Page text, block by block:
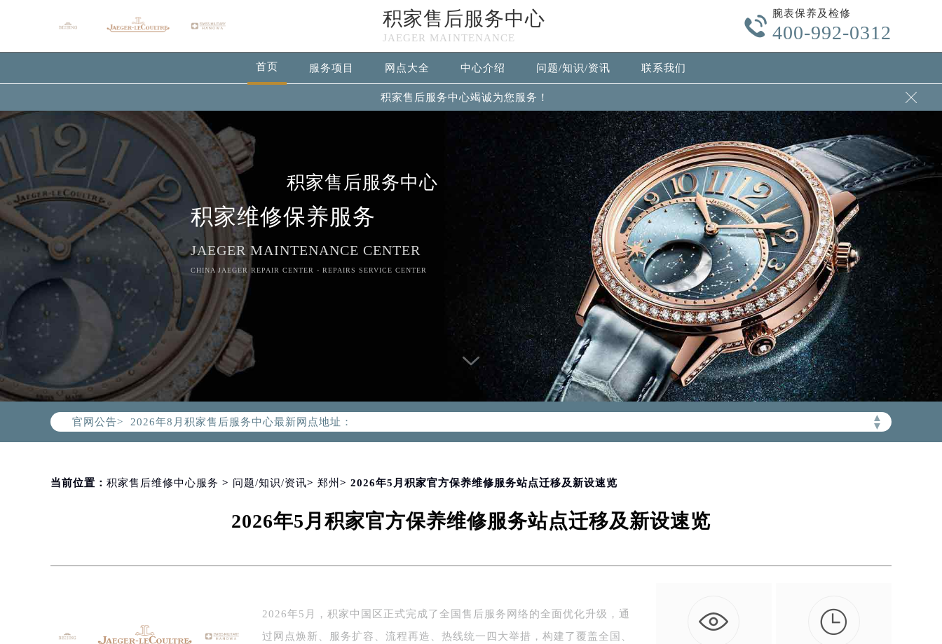
积家售后服务中心
JAEGER MAINTENANCE

腕表保养及检修
400-992-0312
首页 服务项目 网点大全 中心介绍 问题/知识/资讯 联系我们
积家售后服务中心竭诚为您服务！ 
积家售后服务中心
积家维修保养服务
JAEGER MAINTENANCE CENTER
CHINA JAEGER REPAIR CENTER - REPAIRS SERVICE CENTER
官网公告> ▲
▼
2026年8月积家中国区售后服务网络优化升级公告
2026年8月积家全国官方售后客户服务热线：400-992-0312
积家官方全国统一服务热线400-992-0312，服务覆盖中国大陆、香港、澳门、台湾全部区域（非大陆需加拨“+86”）
2026年8月积家售后服务中心最新网点地址：
北京市朝阳区建国门外大街甲6号华熙国际中心写字楼D座11层1102室（北京总部）（需提前预约）
天津市和平区赤峰道136号天津国际金融中心写字楼26层2603室（需提前预约）
上海市黄浦区南京东路299号宏伊国际广场写字楼8层806室（需提前预约）
盐城市盐都区世纪大道5号盐城金融城写字楼1号楼16层1604室（需提前预约）
泰州市海陵区永定东路399号置地商务中心东塔写字楼（华润万象城）17层1706室（需提前预约）
当前位置： 积家售后维修中心服务 > 问题/知识/资讯> 郑州 > 2026年5月积家官方保养维修服务站点迁移及新设速览
2026年5月积家官方保养维修服务站点迁移及新设速览
2026年5月，积家中国区正式完成了全国售后服务网络的全面优化升级，通
过网点焕新、服务扩容、流程再造、热线统一四大举措，构建了覆盖全国、
